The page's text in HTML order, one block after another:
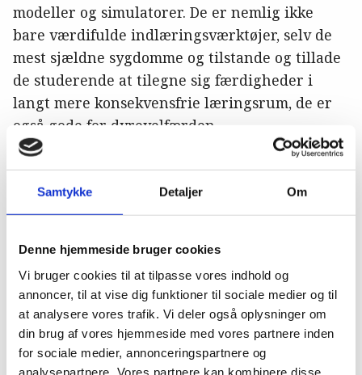
Samtykke Detaljer Om
Denne hjemmeside bruger cookies
Vi bruger cookies til at tilpasse vores indhold og
annoncer, til at vise dig funktioner til sociale medier og til
at analysere vores trafik. Vi deler også oplysninger om
din brug af vores hjemmeside med vores partnere inden
for sociale medier, annonceringspartnere og
analysepartnere. Vores partnere kan kombinere disse
modeller og simulatorer. De er nemlig ikke
bare værdifulde indlæringsværktøjer, selv de
mest sjældne sygdomme og tilstande og tillade
de studerende at tilegne sig færdigheder i
langt mere konsekvensfrie læringsrum, de er
også gode for dyrevelfærden.
Han argumenterede for, at det er på tide at
gøre op med tankegangen om, at dyreforsøg er
skylder dyrene at spørge: Hvad er målet med
undervisningen? For målet er jo
læringsudbyttet; at tilegne sig færdigheder,
tilgange og forståelse for procedurer, anatomi
og indgreb – ikke at skære i dyr.